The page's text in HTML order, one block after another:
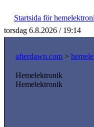
Startsida för
torsdag 6.8.2026 / 19:14
afterdawn.com >
Hemelektronik
Hemelektronik